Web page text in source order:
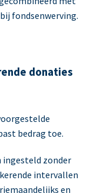
fondsenwerving.
donaties
bedrag toe.
ingesteld zonder
intervallen
en